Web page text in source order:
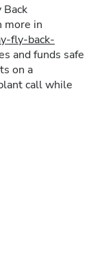
Back
more in
fly-back-
and funds safe
on a
call while